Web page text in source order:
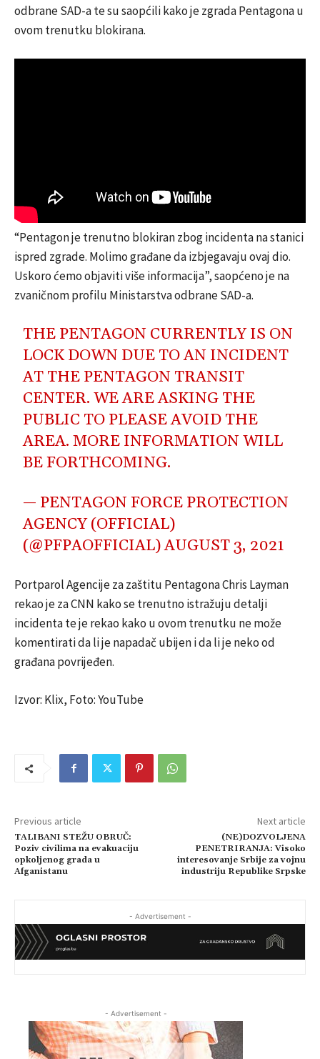
odbrane SAD-a te su saopćili kako je zgrada Pentagona u
ovom trenutku blokirana.
“Pentagon je trenutno blokiran zbog incidenta na stanici
ispred zgrade. Molimo građane da izbjegavaju ovaj dio.
Uskoro ćemo objaviti više informacija”, saopćeno je na
zvaničnom profilu Ministarstva odbrane SAD-a.
THE PENTAGON CURRENTLY IS ON
LOCK DOWN DUE TO AN INCIDENT
AT THE PENTAGON TRANSIT
CENTER. WE ARE ASKING THE
PUBLIC TO PLEASE AVOID THE
AREA. MORE INFORMATION WILL
BE FORTHCOMING.
— PENTAGON FORCE PROTECTION
AGENCY (OFFICIAL)
(@PFPAOFFICIAL)AUGUST 3, 2021
Portparol Agencije za zaštitu Pentagona Chris Layman
rekao je za CNN kako se trenutno istražuju detalji
incidenta te je rekao kako u ovom trenutku ne može
komentirati da li je napadač ubijen i da li je neko od
građana povrijeđen.
Izvor: Klix, Foto: YouTube
Previous article
TALIBANI STEŽU OBRUČ:
Poziv civilima na evakuaciju
opkoljenog grada u
Afganistanu
Next article
(NE)DOZVOLJENA
PENETRIRANJA: Visoko
interesovanje Srbije za vojnu
industriju Republike Srpske
- Advertisement -
- Advertisement -